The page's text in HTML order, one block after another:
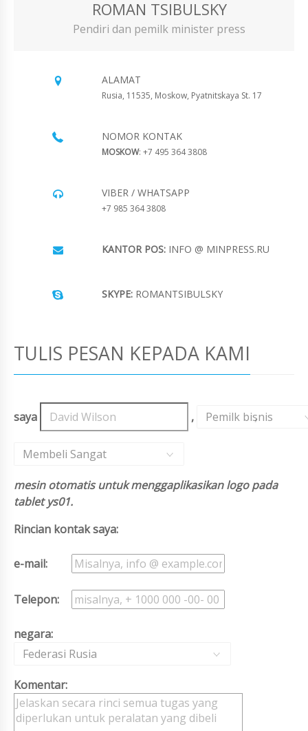
ROMAN TSIBULSKY
Pendiri dan pemilk minister press
ALAMAT
Rusia, 11535, Moskow, Pyatnitskaya St. 17
NOMOR KONTAK
MOSKOW: +7 495 364 3808
VIBER / WHATSAPP
+7 985 364 3808
KANTOR POS: INFO @ MINPRESS.RU
SKYPE: ROMANTSIBULSKY
TULIS PESAN KEPADA KAMI
saya , Pemilk bisnis
,
Membeli Sangat
mesin otomatis untuk menggaplikasikan logo pada
tablet ys01.
Rincian kontak saya:
e-mail:
Telepon:
negara:
Federasi Rusia
Komentar: